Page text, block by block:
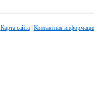
Карта сайта| Контактная